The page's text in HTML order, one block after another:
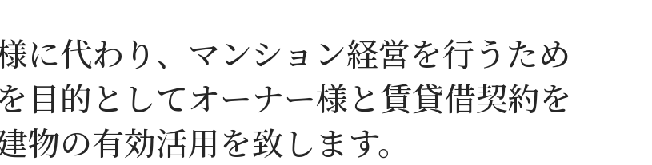
に代わり、マンション経営を行うため
目的としてオーナー様と賃貸借契約を
物の有効活用を致します。